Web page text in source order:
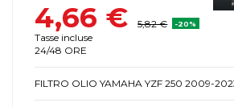
4,66 € 5,82 € -20%
Tasse incluse
24/48 ORE
FILTRO OLIO YAMAHA YZF 250 2009-